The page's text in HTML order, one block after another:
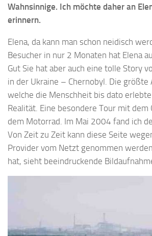
Wahnsinnige. Ich möchte daher an
erinnern.
Elena, da kann man schon neidisch
Besucher in nur 2 Monaten hat Elena
Gut Sie hat aber auch eine tolle Story
in der Ukraine – Chernobyl. Die
welche die Menschheit bis dato
Realität. Eine besondere Tour mit dem
dem Motorrad. Im Mai 2004 fand ich
Von Zeit zu Zeit kann diese Seite
Provider vom Netzt genommen
hat, sieht beeindruckende